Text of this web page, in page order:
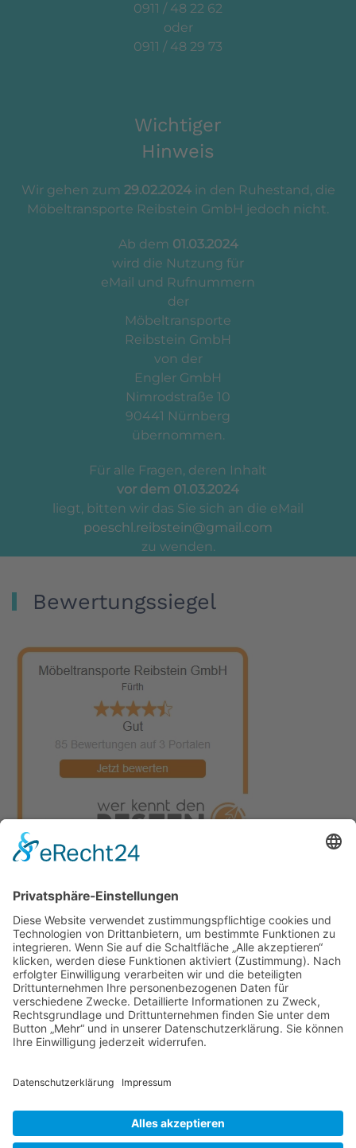
0911 / 48 22 62
oder
0911 / 48 29 73
Wichtiger
Hinweis
Wir gehen zum 29.02.2024in den Ruhestand, die
Möbeltransporte Reibstein GmbH jedoch nicht.
Ab dem 01.03.2024
wird die Nutzung für
eMail und Rufnummern
der
Möbeltransporte
Reibstein GmbH
von der
Engler GmbH
Nimrodstraße 10
90441 Nürnberg
übernommen.
Für alle Fragen, deren Inhalt
vor dem 01.03.2024
liegt, bitten wir das Sie sich an die eMail
poeschl.reibstein@gmail.com
zu wenden.
Bewertungssiegel
Datenschutz Impressum